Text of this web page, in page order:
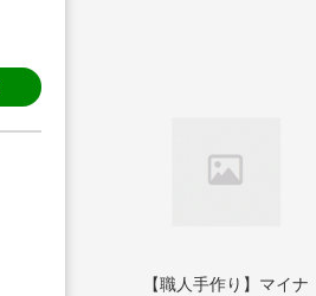
【職人手作り】マイナ